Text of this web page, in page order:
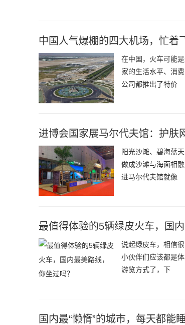
中国人气爆棚的四大机场，忙着
在中国，火车可能
家的生活水平、消
公司都推出了特价
进博会国家展马尔代夫馆：护肤
阳光沙滩、碧海蓝
做成沙滩与海面相
进马尔代夫馆就像
最值得体验的5辆绿皮火车，国
说起绿皮车，相信
小伙伴们应该都是
游览方式了，下
国内最“懒惰”的城市，每天都能